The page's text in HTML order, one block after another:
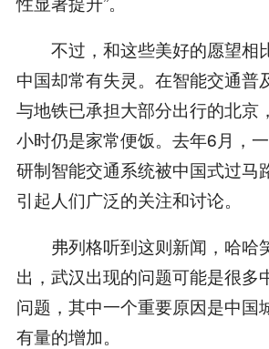
不过，和这些美好的愿望相
中国却常有失灵。在智能交通普
与地铁已承担大部分出行的北京
小时仍是家常便饭。去年6月，
研制智能交通系统被中国式过马
引起人们广泛的关注和讨论。
弗列格听到这则新闻，哈哈
出，武汉出现的问题可能是很多
问题，其中一个重要原因是中国
有量的增加。